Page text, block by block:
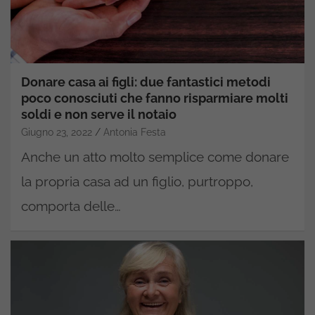
Donare casa ai figli: due fantastici metodi
poco conosciuti che fanno risparmiare molti
soldi e non serve il notaio
Giugno 23, 2022 Antonia Festa
Anche un atto molto semplice come donare
la propria casa ad un figlio, purtroppo,
comporta delle…